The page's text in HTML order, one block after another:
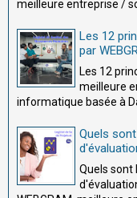
meilleure entreprise /
Les 12
par
Les 12
meilleure
informatique basée à
Quels
Quels